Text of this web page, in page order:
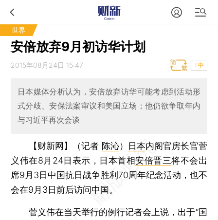
世界
安倍放弃9月初访华计划
2015年08月24日 15:47 T中
日本媒体分析认为，安倍放弃访华可能考虑到活动形
式分歧、安保法案审议和美国立场；他仍欲争取年内
与习近平再次会谈
【财新网】（记者 陈沁） 日本内阁官房长官菅
义伟在8月24日表示，日本首相安倍晋三将不会出
席9月3日中国抗日战争胜利70周年纪念活动，也不
会在9月3日前后访问中国。
菅义伟在当天举行的例行记者会上说，出于“国